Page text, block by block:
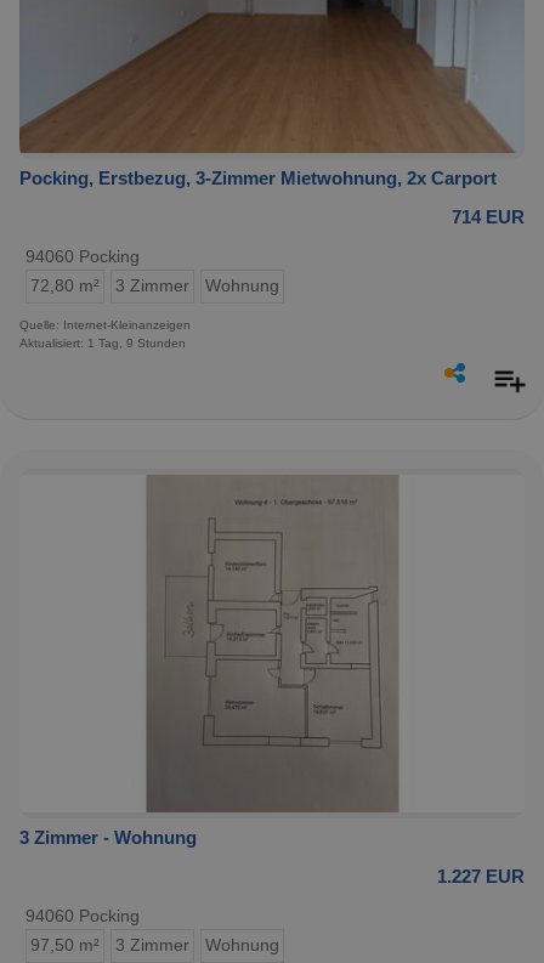
Pocking, Erstbezug, 3-Zimmer Mietwohnung, 2x Carport
714 EUR
94060 Pocking
72,80 m²
3 Zimmer Wohnung
Quelle: Internet-Kleinanzeigen
Aktualisiert: 1 Tag, 9 Stunden
3 Zimmer - Wohnung
1.227 EUR
94060 Pocking
97,50 m²
3 Zimmer Wohnung